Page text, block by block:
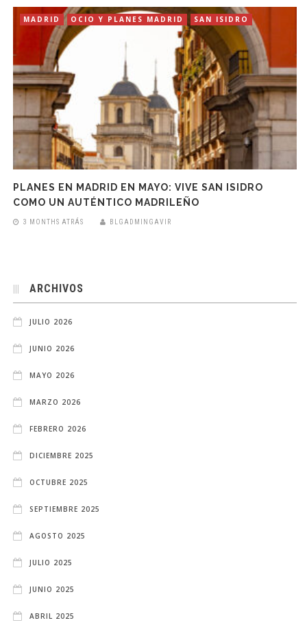
MADRID OCIO Y PLANES MADRID SAN ISIDRO
PLANES EN MADRID EN MAYO: VIVE SAN ISIDRO
COMO UN AUTÉNTICO MADRILEÑO
3 MONTHS ATRÁS BLGADMINGAVIR
ARCHIVOS
JULIO 2026
JUNIO 2026
MAYO 2026
MARZO 2026
FEBRERO 2026
DICIEMBRE 2025
OCTUBRE 2025
SEPTIEMBRE 2025
AGOSTO 2025
JULIO 2025
JUNIO 2025
ABRIL 2025